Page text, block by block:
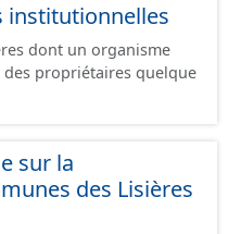
au droit de
par un ou plusieurs
publiques, de
de travaux publics, ou
activité d'intérêt
régalienne de l'État
des collectivités
annexent à leur
d'utilité publique
institutionnelles
dont un organisme
propriétaires quelque
sur la
des Lisières